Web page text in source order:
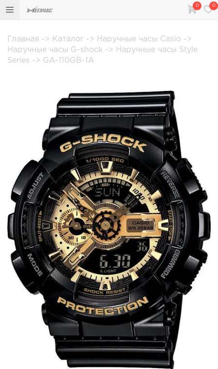
0 0
Главная -> Каталог -> Наручные часы Casio ->
Наручные часы G-shock -> Наручные часы Style
Series -> GA-110GB-1A